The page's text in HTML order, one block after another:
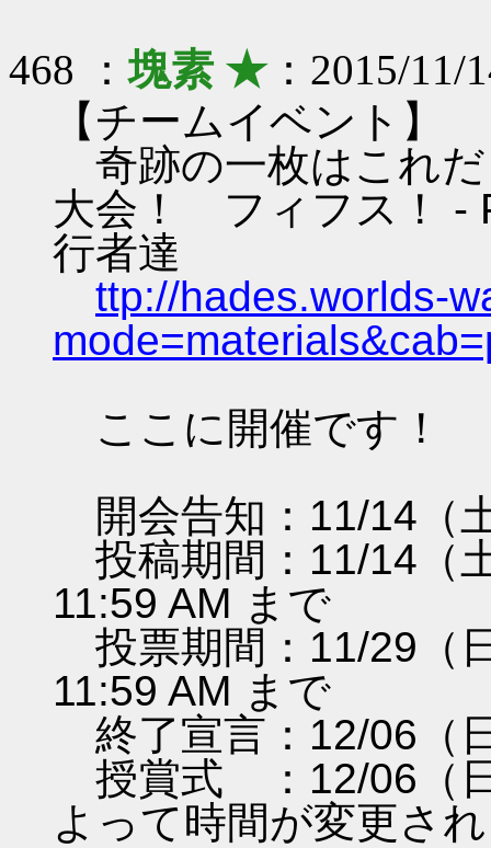
468 ：塊素 ★：2015/11/
【チームイベント】
奇跡の一枚はこれ
大会！ フィフス！ -
行者達
ttp://hades.worlds-
ここに開催です！
開会告知：11/14（
投稿期間：11/14（
11:59 AM まで
投票期間：11/29（
11:59 AM まで
終了宣言：12/06（
授賞式 ：12/06（
よって時間が変更さ